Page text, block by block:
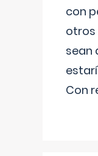
con
otros
sean
Con